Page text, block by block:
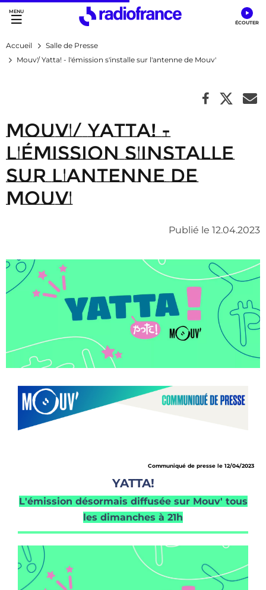
Accès direct :
Menu principal
Contenu
Accueil
Salle de Presse
Mouv'/ Yatta! - l'émission s'installe sur l'antenne de Mouv'
Mouv'/ Yatta! -
l'émission s'installe
sur l'antenne de
Mouv'
Publié le 12.04.2023
Communiqué de presse le 12/04/2023
YATTA!
L'émission désormais diffusée sur Mouv' tous
les dimanches à 21h